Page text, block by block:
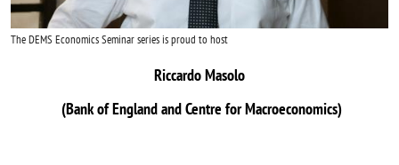
The DEMS Economics Seminar series is proud to host
Riccardo Masolo
(Bank of England and Centre for Macroeconomics)